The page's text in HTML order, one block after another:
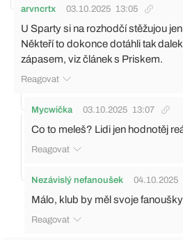
arvncrtx 03.10.2025 13:05
U Sparty si na rozhodčí stěžujou
Někteří to dokonce dotáhli tak
zápasem, viz článek s Priskem.
Reagovat
Mycwička 03.10.2025 13:07
Co to meleš? Lidi jen hodnotěj
Reagovat
Nezávislý nefanoušek 04.10.2025
Málo, klub by měl svoje
Reagovat